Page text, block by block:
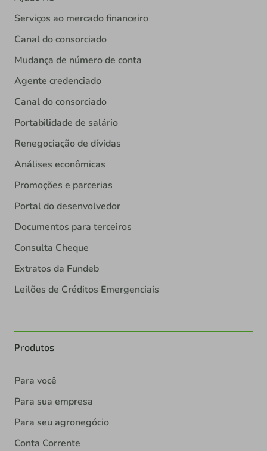
Serviços ao mercado financeiro
Canal do consorciado
Mudança de número de conta
Agente credenciado
Canal do consorciado
Portabilidade de salário
Renegociação de dívidas
Análises econômicas
Promoções e parcerias
Portal do desenvolvedor
Documentos para terceiros
Consulta Cheque
Extratos da Fundeb
Leilões de Créditos Emergenciais
Produtos
Para você
Para sua empresa
Para seu agronegócio
Conta Corrente